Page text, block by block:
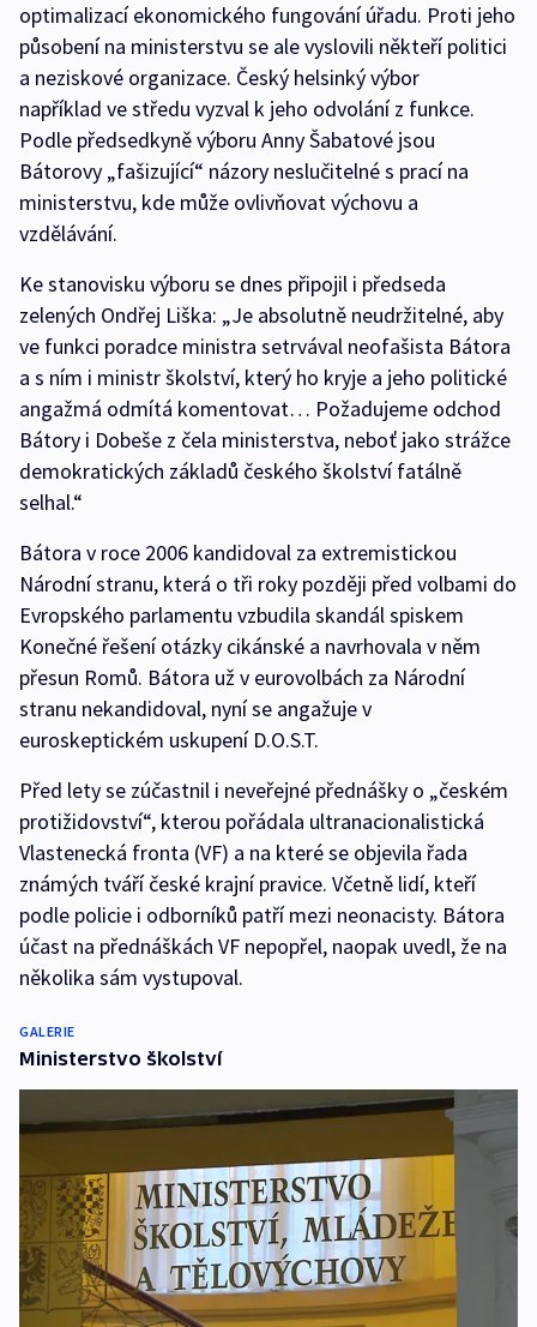
optimalizací ekonomického fungování úřadu. Proti jeho
působení na ministerstvu se ale vyslovili někteří politici
a neziskové organizace. Český helsinký výbor
například ve středu vyzval k jeho odvolání z funkce.
Podle předsedkyně výboru Anny Šabatové jsou
Bátorovy „fašizující“ názory neslučitelné s prací na
ministerstvu, kde může ovlivňovat výchovu a
vzdělávání.
Ke stanovisku výboru se dnes připojil i předseda
zelených Ondřej Liška: „Je absolutně neudržitelné, aby
ve funkci poradce ministra setrvával neofašista Bátora
a s ním i ministr školství, který ho kryje a jeho politické
angažmá odmítá komentovat… Požadujeme odchod
Bátory i Dobeše z čela ministerstva, neboť jako strážce
demokratických základů českého školství fatálně
selhal.“
Bátora v roce 2006 kandidoval za extremistickou
Národní stranu, která o tři roky později před volbami do
Evropského parlamentu vzbudila skandál spiskem
Konečné řešení otázky cikánské a navrhovala v něm
přesun Romů. Bátora už v eurovolbách za Národní
stranu nekandidoval, nyní se angažuje v
euroskeptickém uskupení D.O.S.T.
Před lety se zúčastnil i neveřejné přednášky o „českém
protižidovství“, kterou pořádala ultranacionalistická
Vlastenecká fronta (VF) a na které se objevila řada
známých tváří české krajní pravice. Včetně lidí, kteří
podle policie i odborníků patří mezi neonacisty. Bátora
účast na přednáškách VF nepopřel, naopak uvedl, že na
několika sám vystupoval.
GALERIE
Ministerstvo školství